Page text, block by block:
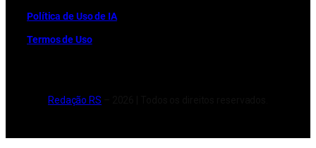
Política de Uso de IA
Termos de Uso
Redação RS